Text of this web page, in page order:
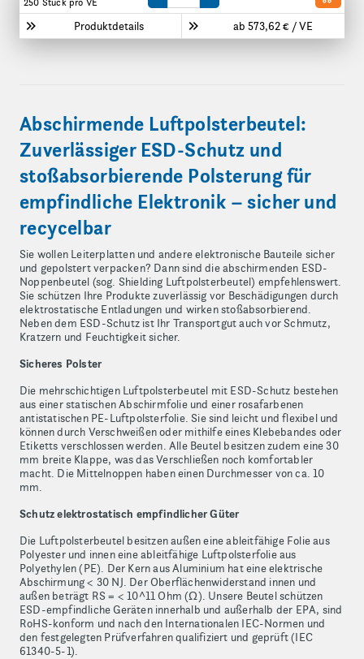
Produktdetails ab 573,62 € / VE
Abschirmende Luftpolsterbeutel:
Zuverlässiger ESD-Schutz und
stoßabsorbierende Polsterung für
empfindliche Elektronik – sicher und
recycelbar
Sie wollen Leiterplatten und andere elektronische Bauteile sicher
und gepolstert verpacken? Dann sind die abschirmenden ESD-
Noppenbeutel (sog. Shielding Luftpolsterbeutel) empfehlenswert.
Sie schützen Ihre Produkte zuverlässig vor Beschädigungen durch
elektrostatische Entladungen und wirken stoßabsorbierend.
Neben dem ESD-Schutz ist Ihr Transportgut auch vor Schmutz,
Kratzern und Feuchtigkeit sicher.
Sicheres Polster
Die mehrschichtigen Luftpolsterbeutel mit ESD-Schutz bestehen
aus einer statischen Abschirmfolie und einer rosafarbenen
antistatischen PE-Luftpolsterfolie. Sie sind leicht und flexibel und
können durch Verschweißen oder mithilfe eines Klebebandes oder
Etiketts verschlossen werden. Alle Beutel besitzen zudem eine 30
mm breite Klappe, was das Verschließen noch komfortabler
macht. Die Mittelnoppen haben einen Durchmesser von ca. 10
mm.
Schutz elektrostatisch empfindlicher Güter
Die Luftpolsterbeutel besitzen außen eine ableitfähige Folie aus
Polyester und innen eine ableitfähige Luftpolsterfolie aus
Polyethylen (PE). Der Kern aus Aluminium hat eine elektrische
Abschirmung < 30 NJ. Der Oberflächenwiderstand innen und
außen beträgt RS = < 10^11 Ohm (Ω). Unsere Beutel schützen
ESD-empfindliche Geräten innerhalb und außerhalb der EPA, sind
RoHS-konform und nach den Internationalen IEC-Normen und
den festgelegten Prüfverfahren qualifiziert und geprüft (IEC
61340-5-1).